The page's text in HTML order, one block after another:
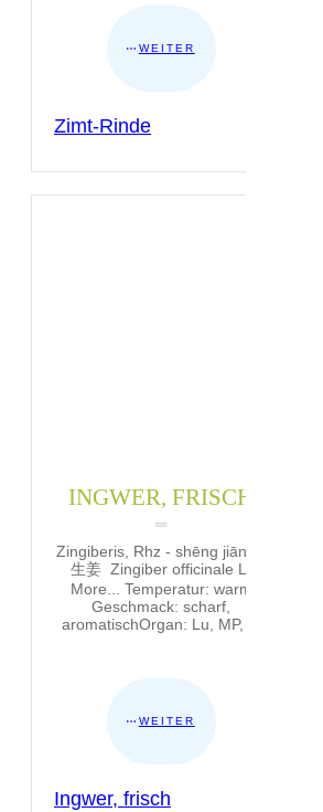
WEITER
Zimt-Rinde
INGWER, FRISCH
Zingiberis, Rhz - shēng jiāng -
生姜 Zingiber officinale L.
More... Temperatur: warm
Geschmack: scharf,
aromatischOrgan: Lu, MP,
WEITER
Ingwer, frisch